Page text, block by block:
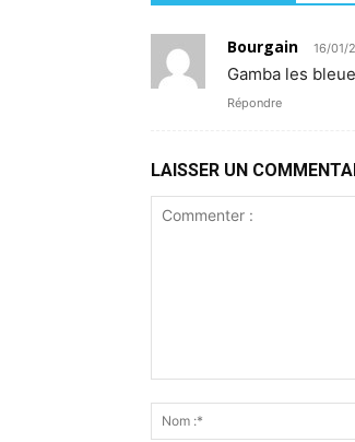
Bourgain 16/01/
Gamba les
Répondre
LAISSER UN